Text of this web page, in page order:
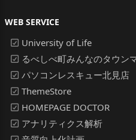
WEB SERVICE
University of Life
るべしべ町みんなのタウン
パソコンレスキュー北見店
ThemeStore
HOMEPAGE DOCTOR
アナリティクス解析